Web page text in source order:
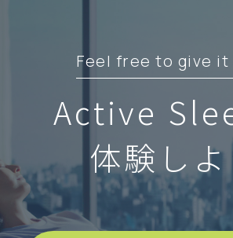
Feel free to give it
Active
体験し